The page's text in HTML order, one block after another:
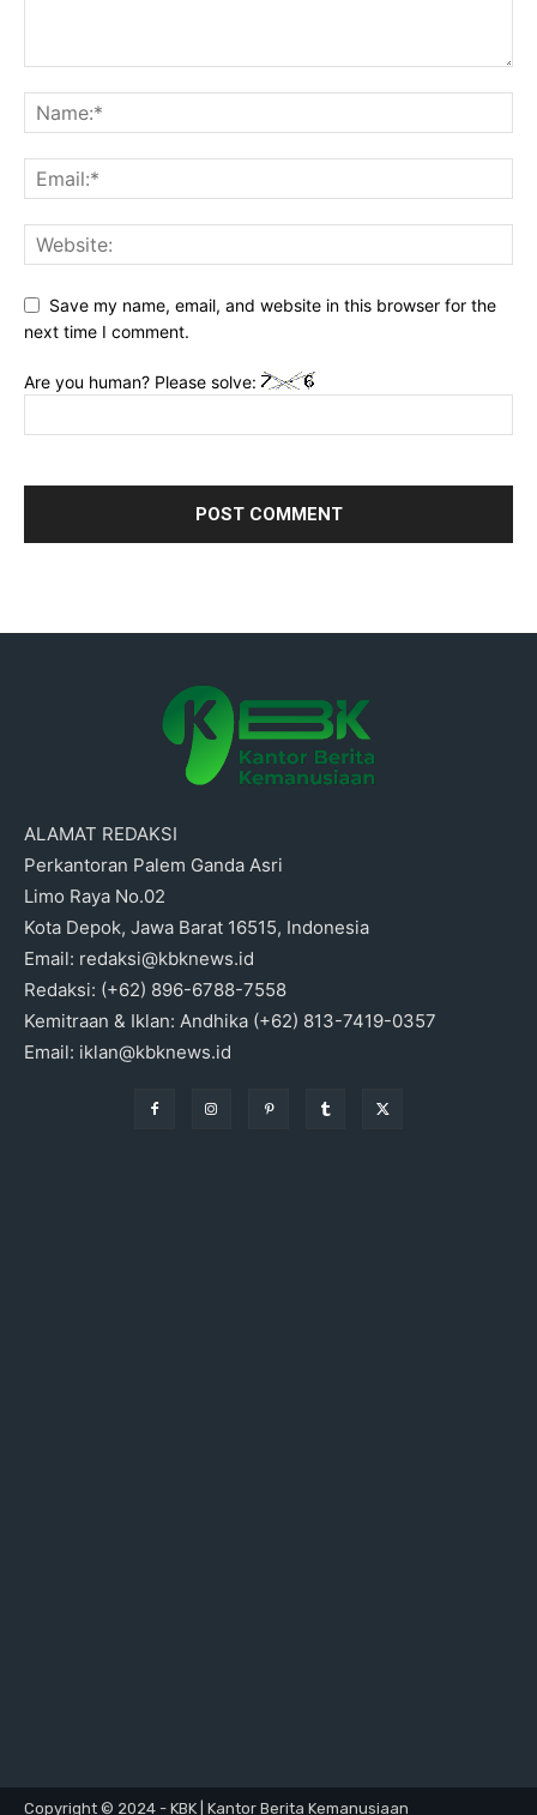
Save my name, email, and website in this browser for the
next time I comment.
Are you human? Please solve:
ALAMAT REDAKSI
Perkantoran Palem Ganda Asri
Limo Raya No.02
Kota Depok, Jawa Barat 16515, Indonesia
Email: redaksi@kbknews.id
Redaksi: (+62) 896-6788-7558
Kemitraan & Iklan: Andhika (+62) 813-7419-0357
Email: iklan@kbknews.id
Copyright © 2024 - KBK | Kantor Berita Kemanusiaan